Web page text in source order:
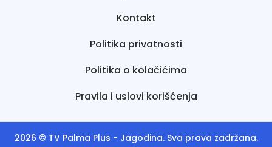
Kontakt
Politika privatnosti
Politika o kolačićima
Pravila i uslovi korišćenja
2026 © TV Palma Plus - Jagodina. Sva prava zadržana.